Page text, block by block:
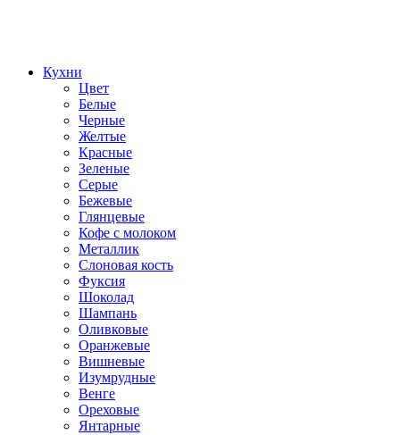
Кухни
Цвет
Белые
Черные
Желтые
Красные
Зеленые
Серые
Бежевые
Глянцевые
Кофе с молоком
Металлик
Слоновая кость
Фуксия
Шоколад
Шампань
Оливковые
Оранжевые
Вишневые
Изумрудные
Венге
Ореховые
Янтарные